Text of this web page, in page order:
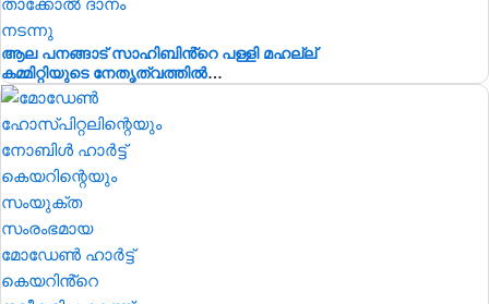
ആല പനങ്ങാട് സാഹിബിൻ്റെ പള്ളി മഹല്ല്
കമ്മിറ്റിയുടെ നേതൃത്വത്തിൽ
ഭവനരഹിതരില്ലാത്ത മഹല്ല് ബൈത്തുനൂർ
പാർപ്പിട പദ്ധതിയിലെ 5-ാം മത്തെ വീടിൻ്റെ
താക്കോൽ ദാനം നടന്നു